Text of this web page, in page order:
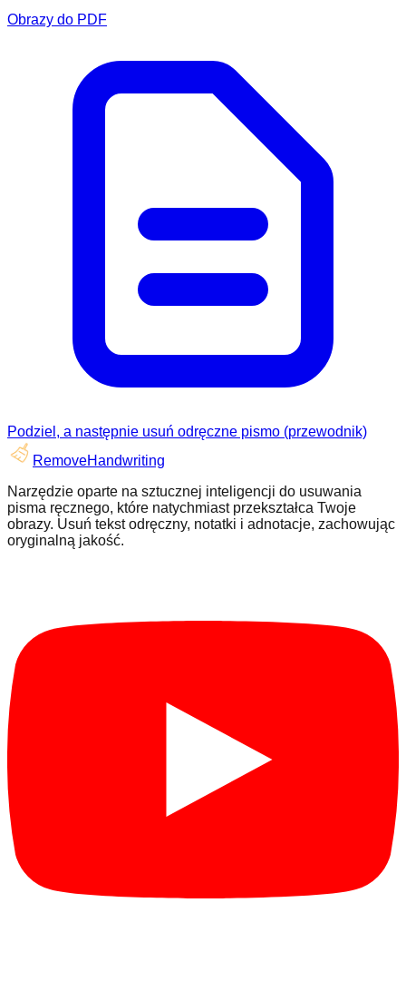
Obrazy do PDF
Podziel, a następnie usuń odręczne pismo (przewodnik)
RemoveHandwriting
Narzędzie oparte na sztucznej inteligencji do usuwania
pisma ręcznego, które natychmiast przekształca Twoje
obrazy. Usuń tekst odręczny, notatki i adnotacje, zachowując
oryginalną jakość.